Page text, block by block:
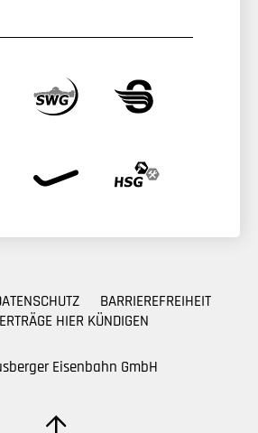
Eisenbahn GmbH
BARRIEREFREIHEIT
HIER KÜNDIGEN